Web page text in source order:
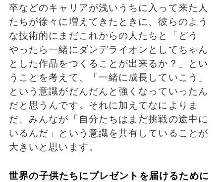
卒などのキャリアが浅いうちに入って来た人
たちが徐々に増えてきたときに、彼らのよう
な技術的にまだこれからの人たちと「どう
やったら一緒にダンデライオンとしてちゃん
とした作品をつくることが出来るか？」とい
うことを考えて、「一緒に成長していこう」
という意識がだんだんと強くなっていったん
だと思うんです。それに加えてなによりま
だ、みんなが「自分たちはまだ挑戦の途中に
いるんだ」という意識を共有していることが
大きいと思います。
世界の子供たちにプレゼントを届けるために